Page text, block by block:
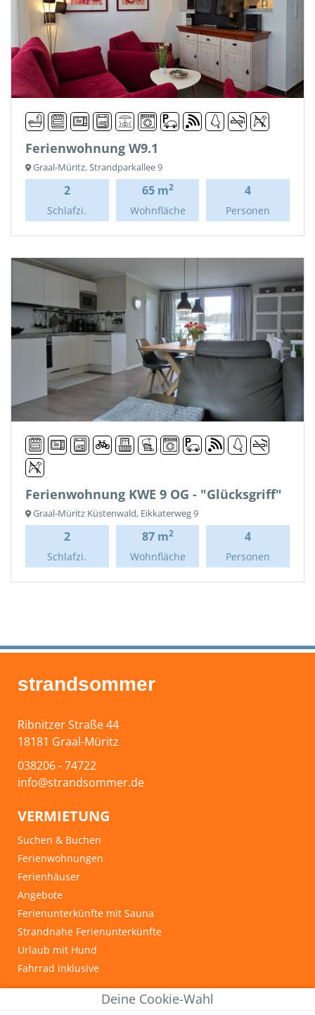
Deine Cookie-Wahl
Ferienwohnung W9.1
Graal-Müritz, Strandparkallee 9
2
Schlafzi.
65 m2
Wohnfläche
4
Personen
Ferienwohnung KWE 9 OG - "Glücksgriff"
Graal-Müritz Küstenwald, Eikkaterweg 9
2
Schlafzi.
87 m2
Wohnfläche
4
Personen
strandsommer
Ribnitzer Straße 44
18181 Graal-Müritz
038206 - 74722
info@strandsommer.de
VERMIETUNG
Suchen & Buchen
Ferienwohnungen
Ferienhäuser
Angebote
Ferienunterkünfte mit Sauna
Strandnahe Ferienunterkünfte
Urlaub mit Hund
Fahrrad inklusive
INFOS & TIPPS